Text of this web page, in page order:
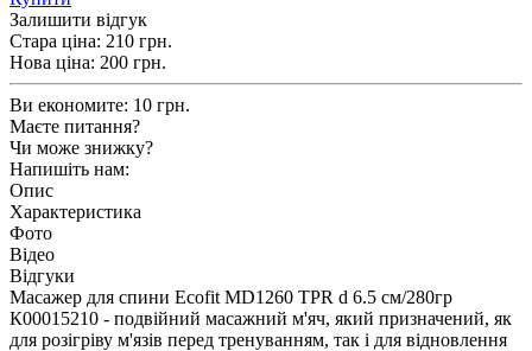
Залишити відгук
Стара ціна: 210 грн.
Нова ціна: 200 грн.
Ви економите: 10 грн.
Маєте питання?
Чи може знижку?
Напишіть нам:
Опис
Характеристика
Фото
Відео
Відгуки
Масажер для спини Ecofit MD1260 TPR d 6.5 см/280гр
К00015210 - подвійний масажний м'яч, який призначений, як
для розігріву м'язів перед тренуванням, так і для відновлення